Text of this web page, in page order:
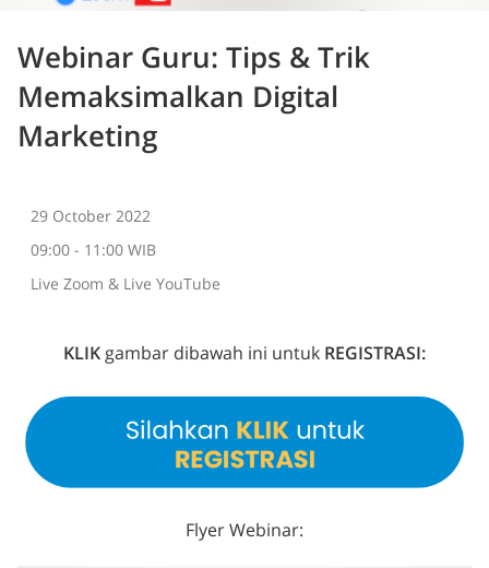
Webinar Guru: Tips & Trik
Memaksimalkan Digital
Marketing
29 October 2022
09:00 - 11:00 WIB
Live Zoom & Live YouTube
KLIK gambar dibawah ini untuk REGISTRASI:
Flyer Webinar: